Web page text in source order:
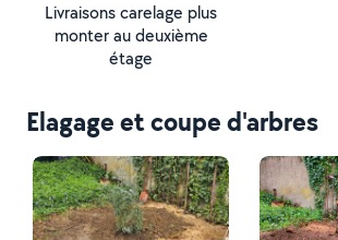
Livraisons carelage plus
monter au deuxième
étage
Elagage et coupe d'arbres